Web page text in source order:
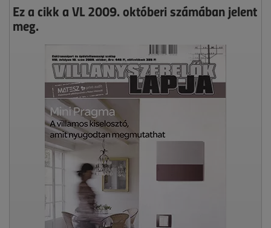
Ez a cikk a VL 2009. októberi számában jelent
meg.